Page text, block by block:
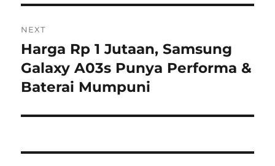
NEXT
Next
post:
Harga Rp 1 Jutaan, Samsung
Galaxy A03s Punya Performa &
Baterai Mumpuni